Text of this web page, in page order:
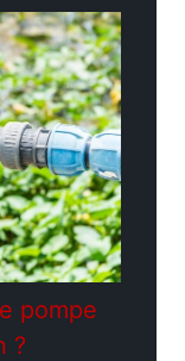
pompe
?